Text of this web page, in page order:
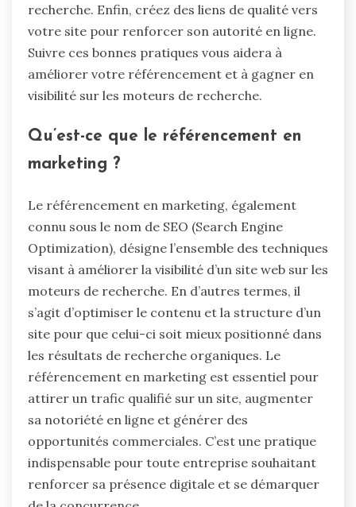
recherche. Enfin, créez des liens de qualité vers
votre site pour renforcer son autorité en ligne.
Suivre ces bonnes pratiques vous aidera à
améliorer votre référencement et à gagner en
visibilité sur les moteurs de recherche.
Qu’est-ce que le référencement en
marketing ?
Le référencement en marketing, également
connu sous le nom de SEO (Search Engine
Optimization), désigne l’ensemble des techniques
visant à améliorer la visibilité d’un site web sur les
moteurs de recherche. En d’autres termes, il
s’agit d’optimiser le contenu et la structure d’un
site pour que celui-ci soit mieux positionné dans
les résultats de recherche organiques. Le
référencement en marketing est essentiel pour
attirer un trafic qualifié sur un site, augmenter
sa notoriété en ligne et générer des
opportunités commerciales. C’est une pratique
indispensable pour toute entreprise souhaitant
renforcer sa présence digitale et se démarquer